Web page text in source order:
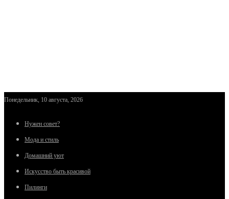
Понедельник, 10 августа, 2026
Нужен совет?
Мода и стиль
Домашний уют
Искусство быть красивой
Пилинги